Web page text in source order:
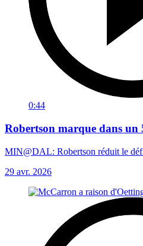
0:44
Robertson marque dans un
MIN@DAL: Robertson réduit le
29 avr. 2026